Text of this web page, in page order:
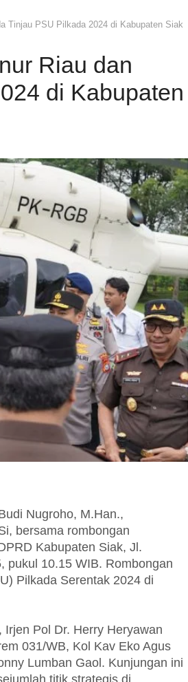
Tinjau PSU Pilkada 2024 di Kabupaten Siak
Riau dan
di Kabupaten
Nugroho, M.Han.,
bersama rombongan
Kabupaten Siak, Jl.
pukul 10.15 WIB. Rombongan
Pilkada Serentak 2024 di
Pol Dr. Herry Heryawan
031/WB, Kol Kav Eko Agus
Lumban Gaol. Kunjungan ini
titik strategis di